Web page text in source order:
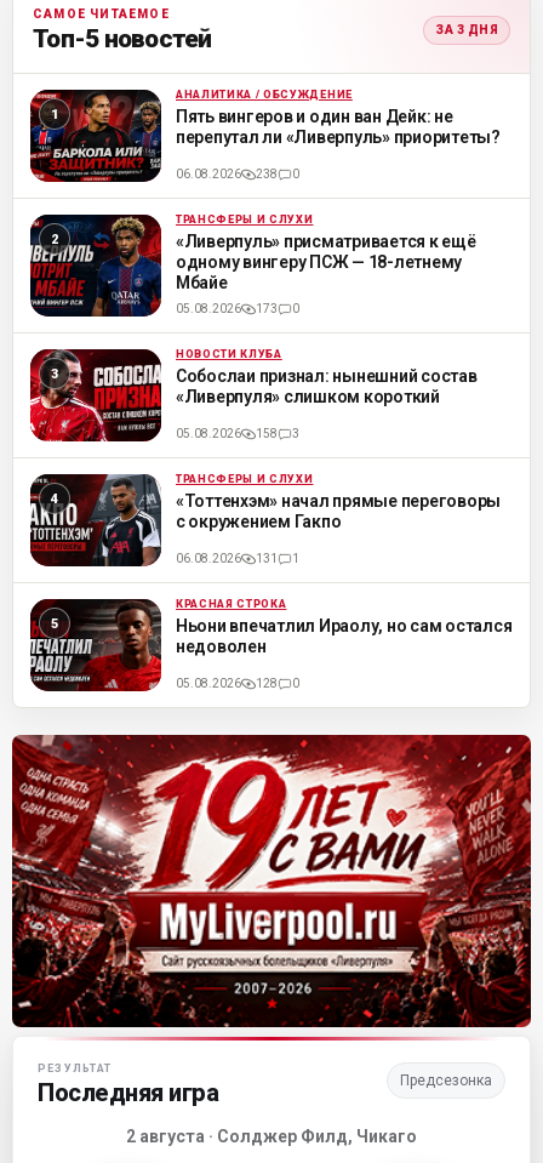
САМОЕ ЧИТАЕМОЕ
Топ-5 новостей ЗА 3 ДНЯ
ML АНАЛИТИКА / ОБСУЖДЕНИЕ
Пять вингеров и один ван Дейк: не
перепутал ли «Ливерпуль» приоритеты?
06.08.2026 238 0
ML ТРАНСФЕРЫ И СЛУХИ
«Ливерпуль» присматривается к ещё
одному вингеру ПСЖ — 18-летнему
Мбайе
05.08.2026 173 0
ML НОВОСТИ КЛУБА
Собослаи признал: нынешний состав
«Ливерпуля» слишком короткий
05.08.2026 158 3
ML ТРАНСФЕРЫ И СЛУХИ
«Тоттенхэм» начал прямые переговоры
с окружением Гакпо
06.08.2026 131 1
ML КРАСНАЯ СТРОКА
Ньони впечатлил Ираолу, но сам остался
недоволен
05.08.2026 128 0
Матч-центр «Ливерпуля»
РЕЗУЛЬТАТ
Последняя игра Предсезонка
2 августа · Солджер Филд, Чикаго